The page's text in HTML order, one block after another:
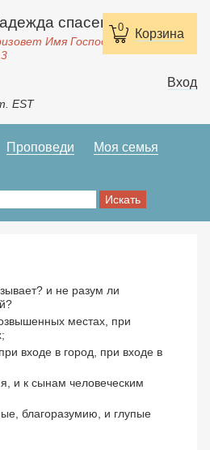
0 Корзина
спасения»
Имя Господне, спасется.
EST
Вход
Проповеди
Моя семья
и не разум ли
местах, при
входе в город, при входе в
и к сынам человеческим
благоразумию, и глупые